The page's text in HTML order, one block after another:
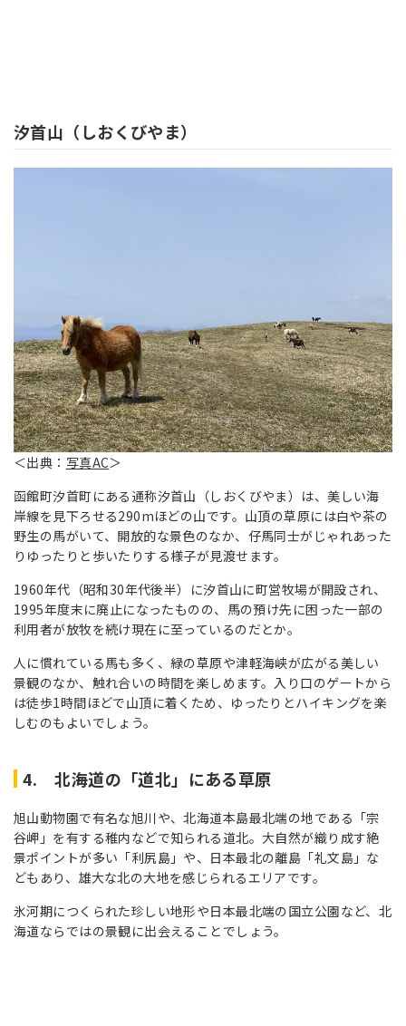
汐首山（しおくびやま）
＜出典： 写真AC＞
函館町汐首町にある通称汐首山（しおくびやま）は、美しい海
岸線を見下ろせる290mほどの山です。山頂の草原には白や茶の
野生の馬がいて、開放的な景色のなか、仔馬同士がじゃれあった
りゆったりと歩いたりする様子が見渡せます。
1960年代（昭和30年代後半）に汐首山に町営牧場が開設され、
1995年度末に廃止になったものの、馬の預け先に困った一部の
利用者が放牧を続け現在に至っているのだとか。
人に慣れている馬も多く、緑の草原や津軽海峡が広がる美しい
景観のなか、触れ合いの時間を楽しめます。入り口のゲートから
は徒歩1時間ほどで山頂に着くため、ゆったりとハイキングを楽
しむのもよいでしょう。
4. 北海道の「道北」にある草原
旭山動物園で有名な旭川や、北海道本島最北端の地である「宗
谷岬」を有する稚内などで知られる道北。大自然が織り成す絶
景ポイントが多い「利尻島」や、日本最北の離島「礼文島」な
どもあり、雄大な北の大地を感じられるエリアです。
氷河期につくられた珍しい地形や日本最北端の国立公園など、北
海道ならではの景観に出会えることでしょう。